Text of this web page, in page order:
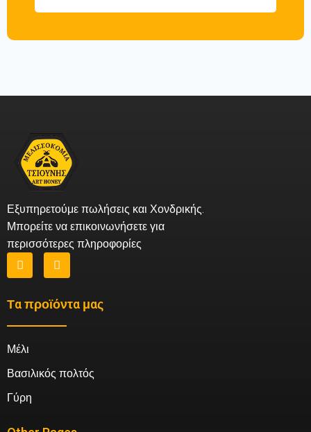
Εξυπηρετούμε πωλήσεις και Χονδρικής.
Μπορείτε να επικοινωνήσετε για
περισσότερες πληροφορίες
Τα προϊόντα μας
Μέλι
Βασιλικός πολτός
Γύρη